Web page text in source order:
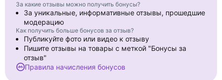
За какие отзывы можно получить бонусы?
За уникальные, информативные отзывы, прошедшие
модерацию
Как получить больше бонусов за отзыв?
Публикуйте фото или видео к отзыву
Пишите отзывы на товары с меткой "Бонусы за
отзыв"
Правила начисления бонусов